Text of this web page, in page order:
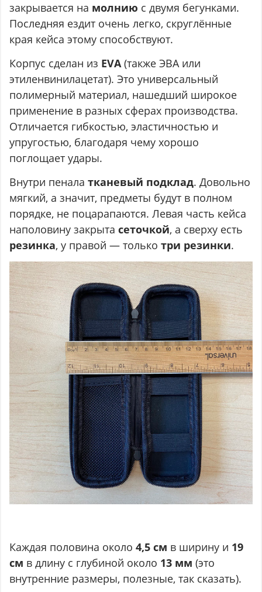
закрывается на молнию с двумя бегунками.
Последняя ездит очень легко, скруглённые
края кейса этому способствуют.
Корпус сделан из EVA(также ЭВА или
этиленвинилацетат). Это универсальный
полимерный материал, нашедший широкое
применение в разных сферах производства.
Отличается гибкостью, эластичностью и
упругостью, благодаря чему хорошо
поглощает удары.
Внутри пеналатканевый подклад. Довольно
мягкий, а значит, предметы будут в полном
порядке, не поцарапаются. Левая часть кейса
наполовину закрытасеточкой, а сверху есть
резинка, у правой — толькотри резинки.
Каждая половина около4,5 см в ширину и 19
см в длину с глубиной около 13 мм (это
внутренние размеры, полезные, так сказать).